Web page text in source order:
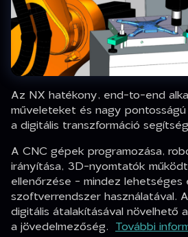
Az NX hatékony, end-to-end
műveleteket és nagy
a digitális transzformáció
A CNC gépek programozása,
irányítása, 3D-nyomtatók
ellenőrzése - mindez lehetséges
szoftverrendszer használatával.
digitális átalakításával növelhető
a jövedelmezőség. További